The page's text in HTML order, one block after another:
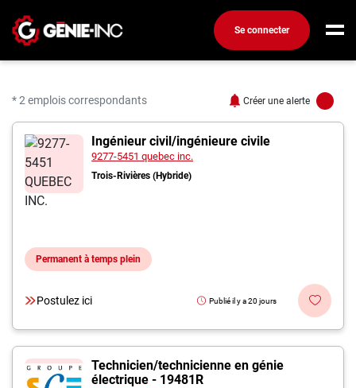
Se connecter
Créez un compte
Emplois
Recherchez un emploi
Compagnies
Ma boîte à outils
Conseils carrière
Inscrivez-vous à l'infolettre
* 2 emplois correspondants Créer une alerte
2 offres pour
Ingénieur civil/ingénieure civile
9277-5451 quebec inc.
Trois-Rivières (Hybride)
Permanent à temps plein
Postulez ici Publié il y a 20 jours
Technicien/technicienne en génie
électrique - 19481R